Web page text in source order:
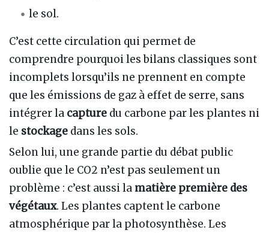
le sol.
C’est cette circulation qui permet de
comprendre pourquoi les bilans classiques sont
incomplets lorsqu’ils ne prennent en compte
que les émissions de gaz à effet de serre, sans
intégrer la capture du carbone par les plantes ni
le stockage dans les sols.
Selon lui, une grande partie du débat public
oublie que le CO2 n’est pas seulement un
problème : c’est aussi la matière première des
végétaux. Les plantes captent le carbone
atmosphérique par la photosynthèse. Les